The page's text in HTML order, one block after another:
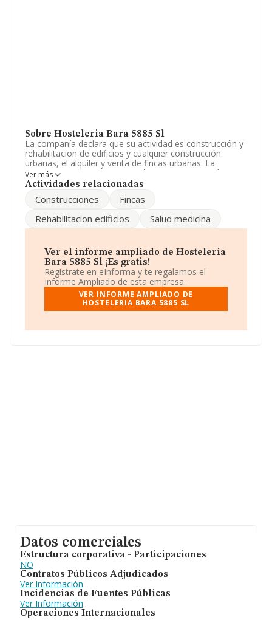
Sobre Hosteleria Bara 5885 Sl
La compañía declara que su actividad es construcción y
rehabilitacion de edificios y cualquier construcción
urbanas, el alquiler y venta de fincas urbanas. La
empresa aparece inscrita en el Registro Mercantil como
Sociedad Limitada. Clasifica su actividad CNAE como
en mercados exteriores.
Para llamar las oficinas se puede hacer a través del
número 977809580.
La sociedad Hosteleria Bara 5885 S.L, NIF
B43576198, tiene su domicilio social establecido en
Calle Sant Isidre núm. 35, (43870), Amposta, en
Tarragona, Cataluña.
Con los datos a disposición de INFORMA sobre 231.557
empresas pertenecientes al sector, a nivel nacional la
promedio de la facturación de ventas entre todas las
Ver más
Actividades relacionadas
Construcciones
Fincas
Rehabilitacion edificios
Salud medicina
Ver el informe ampliado de Hosteleria
Bara 5885 Sl ¡Es gratis!
Regístrate en eInforma y te regalamos el
Informe Ampliado de esta empresa.
VER INFORME AMPLIADO DE
HOSTELERIA BARA 5885 SL
Datos comerciales
Estructura corporativa - Participaciones
NO
Contratos Públicos Adjudicados
Ver Información
Incidencias de Fuentes Públicas
Ver Información
Operaciones Internacionales